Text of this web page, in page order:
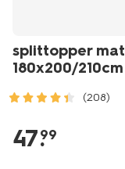
splittopper
180x200/210cm
(208)
slapen/slapen/
matrasbeschermer-
47.
99